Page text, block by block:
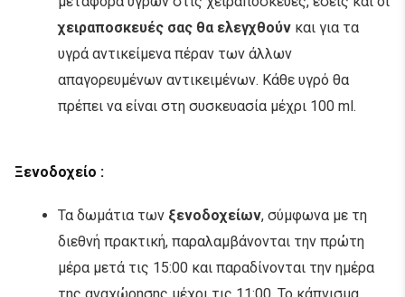
χειραποσκευές σας θα ελεγχθούν και για τα
υγρά αντικείμενα πέραν των άλλων
απαγορευμένων αντικειμένων. Κάθε υγρό θα
πρέπει να είναι στη συσκευασία μέχρι 100 ml.
Ξενοδοχείο :
Τα δωμάτια των ξενοδοχείων, σύμφωνα με τη
διεθνή πρακτική, παραλαμβάνονται την πρώτη
μέρα μετά τις 15:00 και παραδίνονται την ημέρα
της αναχώρησης μέχρι τις 11:00. Το κάπνισμα